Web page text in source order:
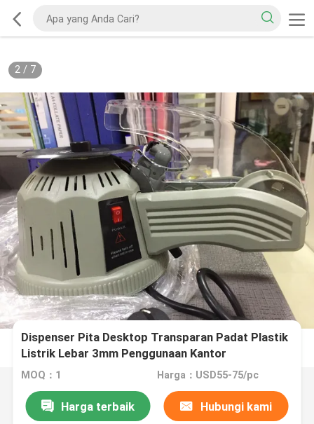
2/ 7
Dispenser Pita Desktop Transparan Padat Plastik
Listrik Lebar 3mm Penggunaan Kantor
MOQ：1 Harga：USD55-75/pc
Harga terbaik Hubungi kami